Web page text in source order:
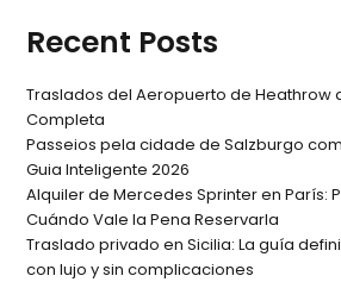
Recent Posts
Traslados del Aeropuerto de Heathrow
Completa
Passeios pela cidade de Salzburgo
Guia Inteligente 2026
Alquiler de Mercedes Sprinter en París:
Cuándo Vale la Pena Reservarla
Traslado privado en Sicilia: La guía
con lujo y sin complicaciones